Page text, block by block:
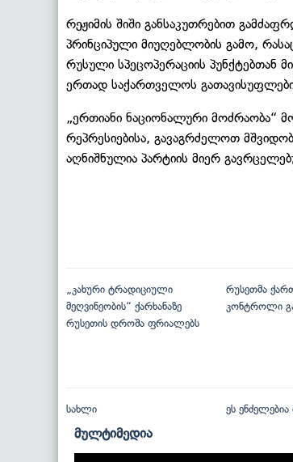
რეჟიმის შიში განსაკუთრებით
პრინციპული მიუღებლობის გამო,
რუსული სპეცოპერაციის პუნქტებთან
ერთად საქართველოს
„ერთიანი ნაციონალური მოძრაობა“
რეპრესიებისა, გავაგრძელოთ
აღნიშნულია პარტიის მიერ
„კახური ტრადიციული
მეღვინეობის“ ქარხანაზე
რუსეთის დროშა ფრიალებს
რუსეთმა
კონტროლი
სახლი ეს
მულტიმედია